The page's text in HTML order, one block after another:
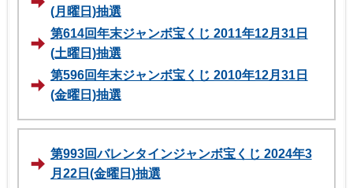
(月曜日)抽選
第614回年末ジャンボ宝くじ 2011年12月31日
(土曜日)抽選
第596回年末ジャンボ宝くじ 2010年12月31日
(金曜日)抽選
第993回バレンタインジャンボ宝くじ 2024年3
月22日(金曜日)抽選